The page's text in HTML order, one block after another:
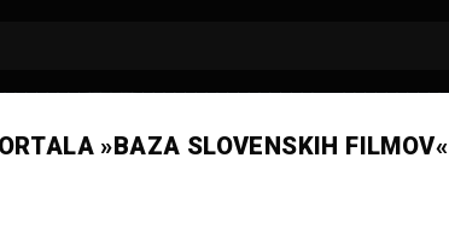
»BAZA SLOVENSKIH FILMOV«